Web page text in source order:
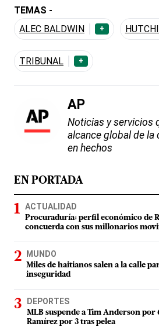
TEMAS -
ALEC BALDWIN
+
TRIBUNAL +
AP
Noticias y servicios
alcance global de la
en hechos
EN PORTADA
ACTUALIDAD
Procuraduría: perfil económico de
concuerda con sus millonarios
MUNDO
Miles de haitianos salen a la calle
inseguridad
DEPORTES
MLB suspende a Tim Anderson por
Ramírez por 3 tras pelea